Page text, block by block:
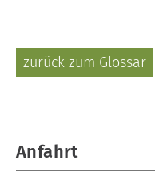
zurück zum Glossar
Anfahrt